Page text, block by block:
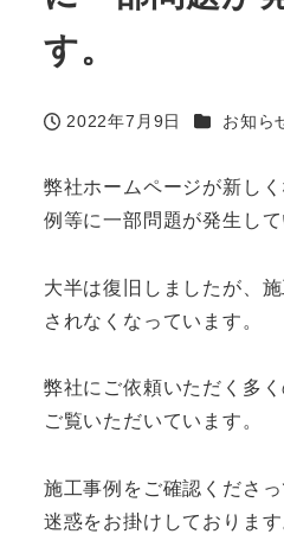
す。
投稿日
2022年7月9日 カテゴリー
お知ら
弊社ホームページが新し
例等に一部問題が発生して
大半は復旧しましたが、
されなくなっています。
弊社にご依頼いただく多
ご覧いただいています。
施工事例をご確認くださ
迷惑をお掛けしております